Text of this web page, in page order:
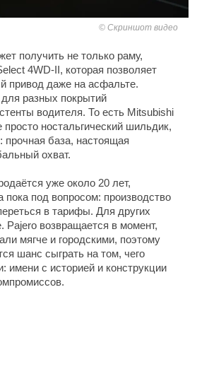
Скриншот видео
получить не только раму,
4WD-II, которая позволяет
привод даже на асфальте.
разных покрытий
водителя. То есть Mitsubishi
просто ностальгический шильдик,
база, настоящая
охват.
уже около 20 лет,
пока под вопросом: производство
в тарифы. Для других
возвращается в момент,
мягче и городскими, поэтому
шанс сыграть на том, чего
с историей и конструкции